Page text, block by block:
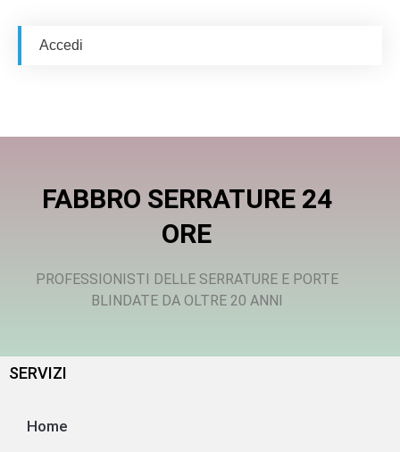
Accedi
FABBRO SERRATURE 24
ORE
PROFESSIONISTI DELLE SERRATURE E PORTE
BLINDATE DA OLTRE 20 ANNI
SERVIZI
Home